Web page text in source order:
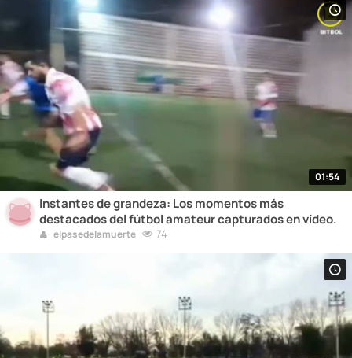
01:54
Instantes de grandeza: Los momentos más
destacados del fútbol amateur capturados en vídeo.
elpasedelamuerte 74